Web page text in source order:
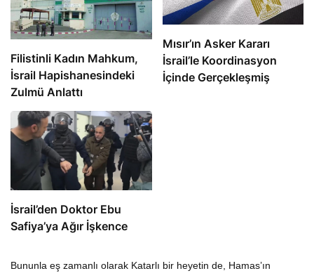
Filistinli Kadın Mahkum,
İsrail Hapishanesindeki
Zulmü Anlattı
Mısır’ın Asker Kararı
İsrail’le Koordinasyon
İçinde Gerçekleşmiş
İsrail’den Doktor Ebu
Safiya’ya Ağır İşkence
Bununla eş zamanlı olarak Katarlı bir heyetin de, Hamas’ın